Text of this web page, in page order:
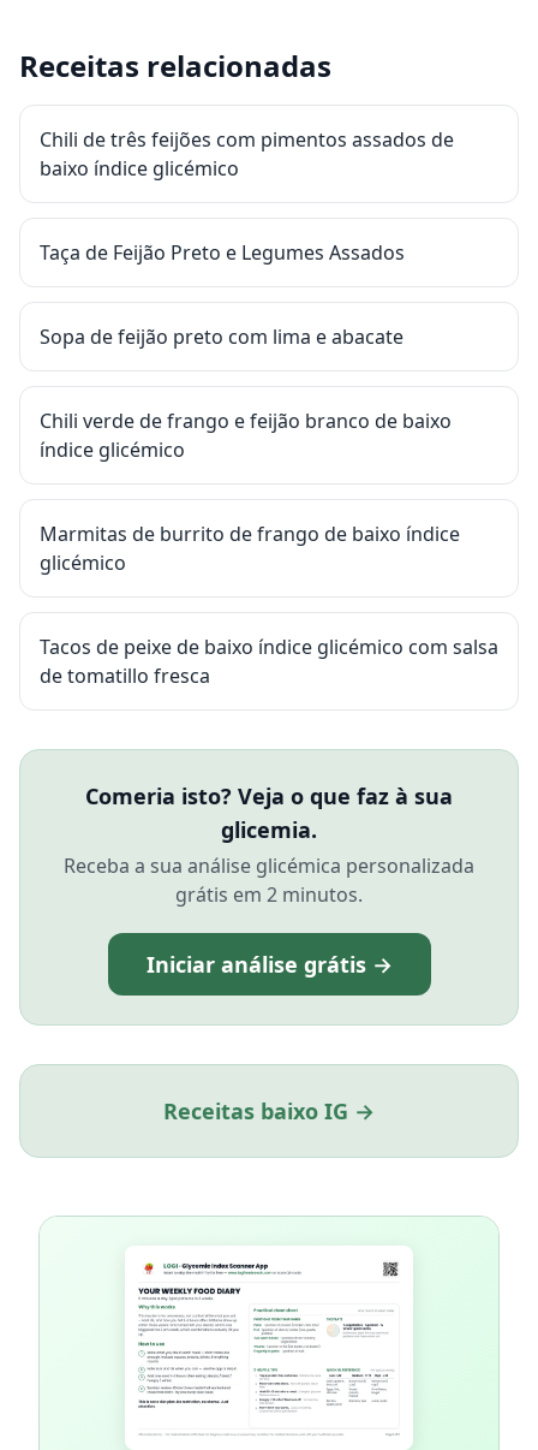
Receitas relacionadas
Chili de três feijões com pimentos assados de
baixo índice glicémico
Taça de Feijão Preto e Legumes Assados
Sopa de feijão preto com lima e abacate
Chili verde de frango e feijão branco de baixo
índice glicémico
Marmitas de burrito de frango de baixo índice
glicémico
Tacos de peixe de baixo índice glicémico com salsa
de tomatillo fresca
Comeria isto? Veja o que faz à sua
glicemia.
Receba a sua análise glicémica personalizada
grátis em 2 minutos.
Iniciar análise grátis →
Receitas baixo IG →